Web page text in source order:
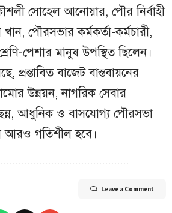
সোহেল আনোয়ার, পৌর নির্বাহী
খান, পৌরসভার কর্মকর্তা-কর্মচারী,
পেশার মানুষ উপস্থিত ছিলেন।
প্রস্তাবিত বাজেট বাস্তবায়নের
উন্নয়ন, নাগরিক সেবার
আধুনিক ও বাসযোগ্য পৌরসভা
আরও গতিশীল হবে।
Leave a Comment